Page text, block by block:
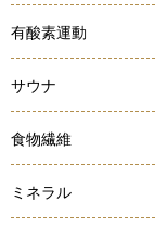
有酸素運動
サウナ
食物繊維
ミネラル